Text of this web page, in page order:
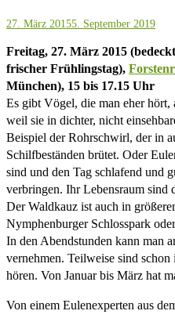
27. März 20155. September 2019
Freitag, 27. März 2015
frischer Frühlingstag),
München), 15 bis 17.15 Uhr
Es gibt Vögel, die man eher hört,
weil sie in dichter, nicht
Beispiel der Rohrschwirl, der in
Schilfbeständen brütet. Oder
sind und den Tag schlafend und
verbringen. Ihr Lebensraum sind
Der Waldkauz ist auch in
Nymphenburger Schlosspark
In den Abendstunden kann man
vernehmen. Teilweise sind
hören. Von Januar bis März hat
Von einem Eulenexperten aus